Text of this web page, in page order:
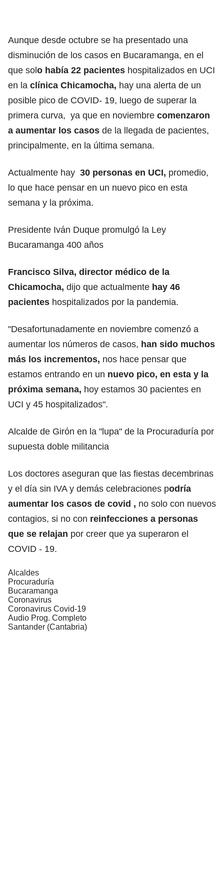
Aunque desde octubre se ha presentado una
disminución de los casos en Bucaramanga, en el
que solo había 22 pacientes hospitalizados en UCI
en la clínica Chicamocha, hay una alerta de un
posible pico de COVID- 19, luego de superar la
primera curva, ya que en noviembre comenzaron
a aumentar los casos de la llegada de pacientes,
principalmente, en la última semana.
Actualmente hay 30 personas en UCI, promedio,
lo que hace pensar en un nuevo pico en esta
semana y la próxima.
Presidente Iván Duque promulgó la Ley
Bucaramanga 400 años
Francisco Silva, director médico de la
Chicamocha, dijo que actualmente hay 46
pacientes hospitalizados por la pandemia.
"Desafortunadamente en noviembre comenzó a
aumentar los números de casos, han sido muchos
más los incrementos, nos hace pensar que
estamos entrando en un nuevo pico, en esta y la
próxima semana, hoy estamos 30 pacientes en
UCI y 45 hospitalizados".
Alcalde de Girón en la "lupa" de la Procuraduría por
supuesta doble militancia
Los doctores aseguran que las fiestas decembrinas
y el día sin IVA y demás celebraciones podría
aumentar los casos de covid , no solo con nuevos
contagios, si no con reinfecciones a personas
que se relajan por creer que ya superaron el
COVID - 19.
Alcaldes
Procuraduría
Bucaramanga
Coronavirus
Coronavirus Covid-19
Audio Prog. Completo
Santander (Cantabria)